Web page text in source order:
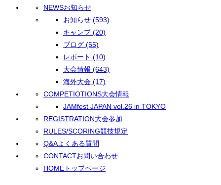
NEWSお知らせ
お知らせ (593)
キャンプ (20)
ブログ (55)
レポート (10)
大会情報 (643)
海外大会 (17)
COMPETIOTIONS大会情報
JAMfest JAPAN vol.26 in TOKYO
REGISTRATION大会参加
RULES/SCORING競技規定
Q&Aよくある質問
CONTACTお問い合わせ
HOME トップページ